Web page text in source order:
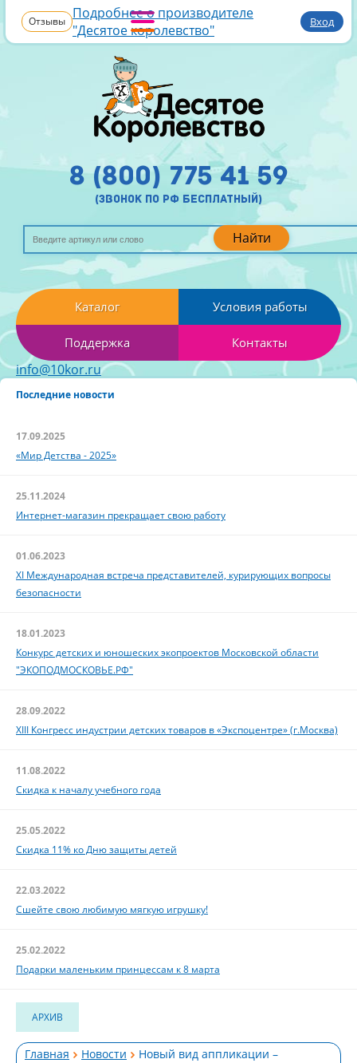
Отзывы Подробнее о производителе
"Десятое королевство"
Вход
Найти
8 (800) 775 41 59
(звонок по рф бесплатный)
Каталог Условия работы
Поддержка Контакты
info@10kor.ru
Последние новости
17.09.2025
«Мир Детства - 2025»
25.11.2024
Интернет-магазин прекращает свою работу
01.06.2023
XI Международная встреча представителей, курирующих вопросы
безопасности
18.01.2023
Конкурс детских и юношеских экопроектов Московской области
"ЭКОПОДМОСКОВЬЕ.РФ"
28.09.2022
XIII Конгресс индустрии детских товаров в «Экспоцентре» (г.Москва)
11.08.2022
Скидка к началу учебного года
25.05.2022
Скидка 11% ко Дню защиты детей
22.03.2022
Сшейте свою любимую мягкую игрушку!
25.02.2022
Подарки маленьким принцессам к 8 марта
АРХИВ
Главная Новости
Новый вид аппликации –